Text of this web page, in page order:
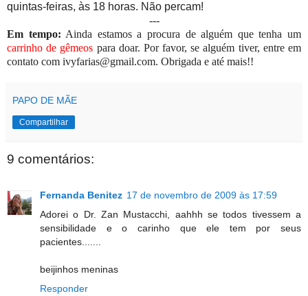
quintas-feiras, às 18 horas. Não percam!
---
Em tempo: Ainda estamos a procura de alguém que tenha um
carrinho de gêmeos para doar. Por favor, se alguém tiver, entre em
contato com ivyfarias@gmail.com. Obrigada e até mais!!
PAPO DE MÃE
Compartilhar
9 comentários:
Fernanda Benitez 17 de novembro de 2009 às 17:59
Adorei o Dr. Zan Mustacchi, aahhh se todos tivessem a
sensibilidade e o carinho que ele tem por seus
pacientes.......
beijinhos meninas
Responder